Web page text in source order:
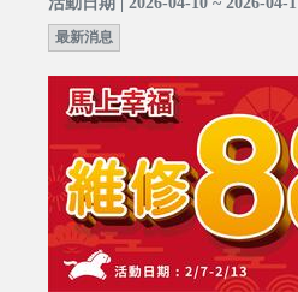
最新消息